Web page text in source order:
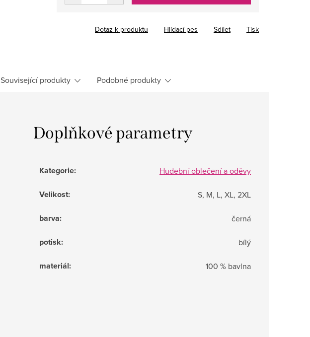
Tisk
Dotaz k produktu Hlídací pes Sdílet
Související produkty Podobné produkty
Doplňkové parametry
Kategorie: Hudební oblečení a oděvy
Velikost: S, M, L, XL, 2XL
barva: černá
potisk: bílý
materiál: 100 % bavlna